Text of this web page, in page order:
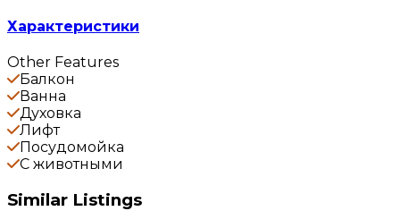
Характеристики
Other Features
Балкон
Ванна
Духовка
Лифт
Посудомойка
С животными
Similar Listings